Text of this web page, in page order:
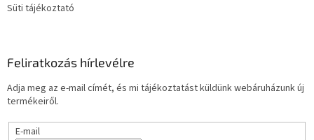
Süti tájékoztató
Feliratkozás hírlevélre
Adja meg az e-mail címét, és mi tájékoztatást küldünk webáruházunk új
termékeiről.
E-mail